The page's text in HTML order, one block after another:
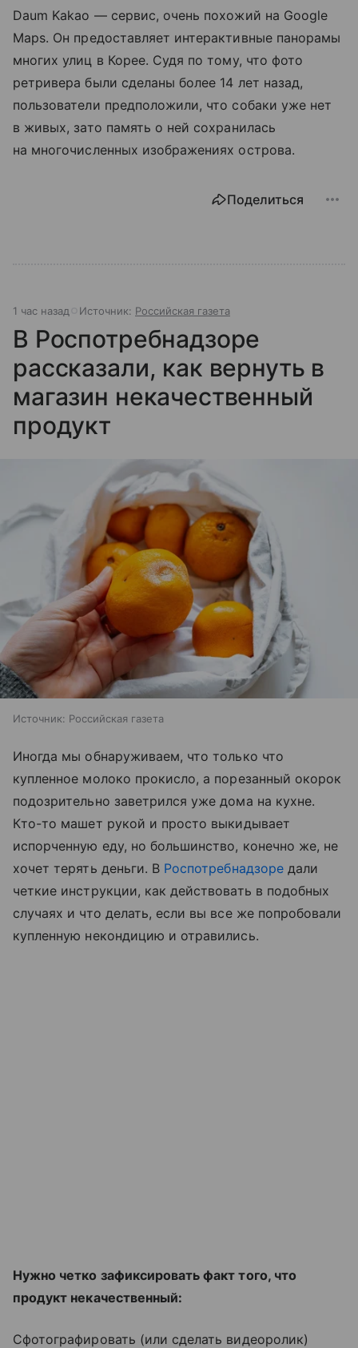
Daum Kakao — сервис, очень похожий на Google
Maps. Он предоставляет интерактивные панорамы
многих улиц в Корее. Судя по тому, что фото
ретривера были сделаны более 14 лет назад,
пользователи предположили, что собаки уже нет
в живых, зато память о ней сохранилась
на многочисленных изображениях острова.
Поделиться
1 час назад Источник: Российская газета
В Роспотребнадзоре
рассказали, как вернуть в
магазин некачественный
продукт
Источник: Российская газета
Иногда мы обнаруживаем, что только что
купленное молоко прокисло, а порезанный окорок
подозрительно заветрился уже дома на кухне.
Кто-то машет рукой и просто выкидывает
испорченную еду, но большинство, конечно же, не
хочет терять деньги. В Роспотребнадзоредали
четкие инструкции, как действовать в подобных
случаях и что делать, если вы все же попробовали
купленную некондицию и отравились.
Нужно четко зафиксировать факт того, что
продукт некачественный:
Сфотографировать (или сделать видеоролик)